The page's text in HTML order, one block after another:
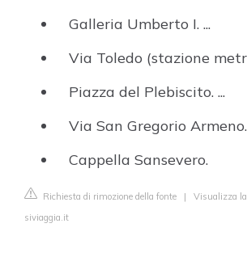
Galleria Umberto I. ...
Via Toledo (stazione
Piazza del Plebiscito. ...
Via San Gregorio Armeno.
Cappella Sansevero.
Richiesta di rimozione della fonte | Visualizza
siviaggia.it